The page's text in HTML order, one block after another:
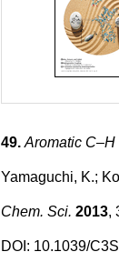
49. Aromatic
Yamaguchi, K.;
Chem. Sci. 2013,
DOI: 10.1039/